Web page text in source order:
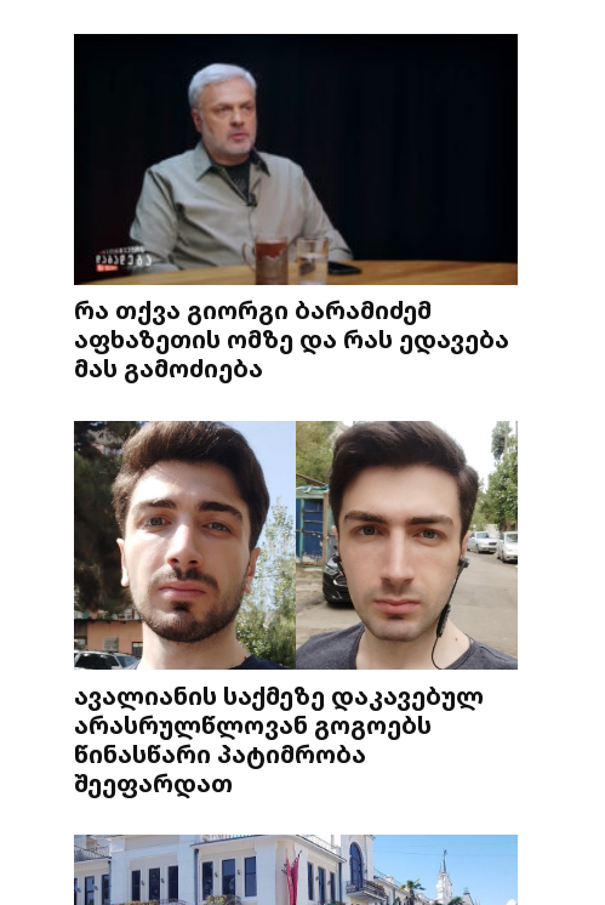
რა თქვა გიორგი ბარამიძემ
აფხაზეთის ომზე და რას ედავება
მას გამოძიება
ავალიანის საქმეზე დაკავებულ
არასრულწლოვან გოგოებს
წინასწარი პატიმრობა
შეეფარდათ